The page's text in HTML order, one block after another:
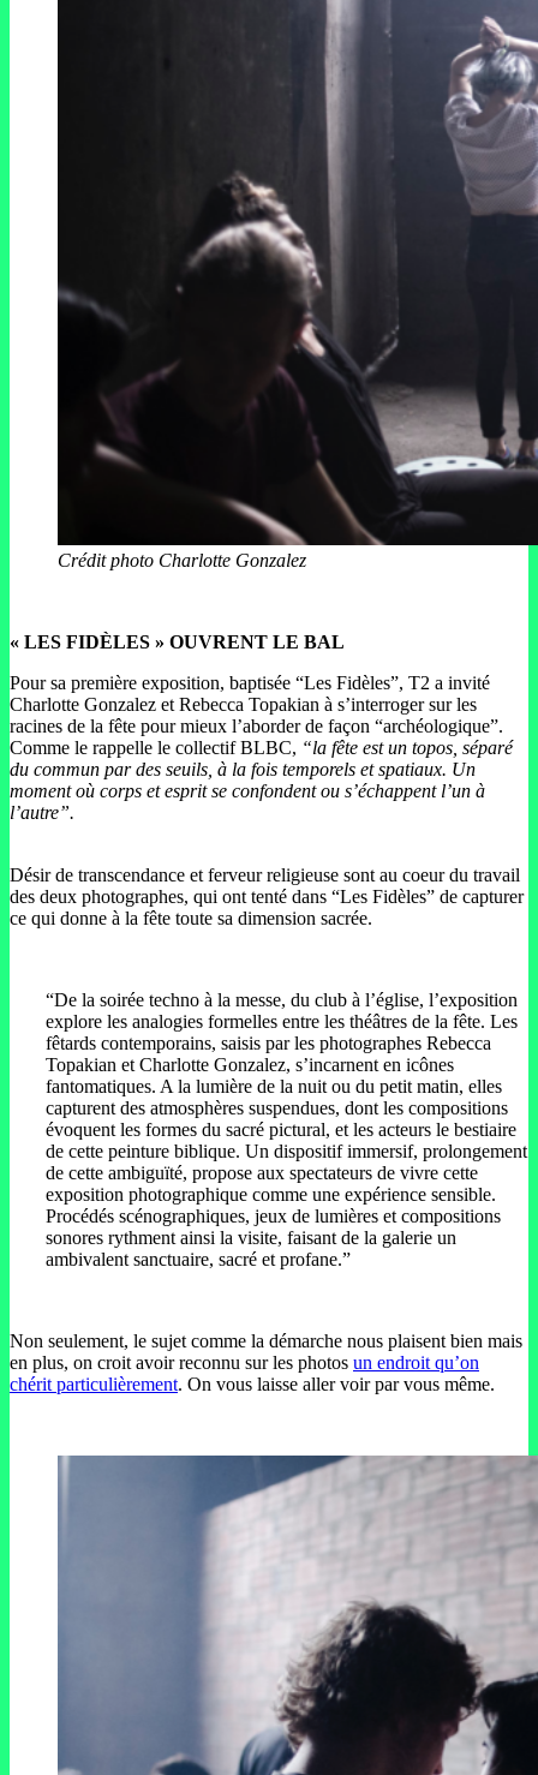
Crédit photo Charlotte Gonzalez
« LES FIDÈLES » OUVRENT LE BAL
Pour sa première exposition, baptisée “Les Fidèles”, T2 a invité
Charlotte Gonzalez et Rebecca Topakian à s’interroger sur les
racines de la fête pour mieux l’aborder de façon “archéologique”.
Comme le rappelle le collectif BLBC, “la fête est un topos, séparé
du commun par des seuils, à la fois temporels et spatiaux. Un
moment où corps et esprit se confondent ou s’échappent l’un à
l’autre”.
Désir de transcendance et ferveur religieuse sont au coeur du travail
des deux photographes, qui ont tenté dans “Les Fidèles” de capturer
ce qui donne à la fête toute sa dimension sacrée.
“De la soirée techno à la messe, du club à l’église, l’exposition
explore les analogies formelles entre les théâtres de la fête. Les
fêtards contemporains, saisis par les photographes Rebecca
Topakian et Charlotte Gonzalez, s’incarnent en icônes
fantomatiques. A la lumière de la nuit ou du petit matin, elles
capturent des atmosphères suspendues, dont les compositions
évoquent les formes du sacré pictural, et les acteurs le bestiaire
de cette peinture biblique. Un dispositif immersif, prolongement
de cette ambiguïté, propose aux spectateurs de vivre cette
exposition photographique comme une expérience sensible.
Procédés scénographiques, jeux de lumières et compositions
sonores rythment ainsi la visite, faisant de la galerie un
ambivalent sanctuaire, sacré et profane.”
Non seulement, le sujet comme la démarche nous plaisent bien mais
en plus, on croit avoir reconnu sur les photos un endroit qu’on
chérit particulièrement. On vous laisse aller voir par vous même.